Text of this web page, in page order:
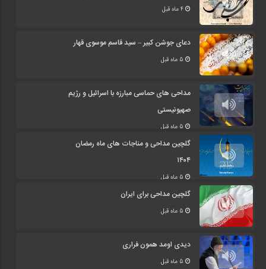
4 ماه قبل
دعای جوشن کبیر – سید قاسم موسوی قهار
مداحی های حماسی مبارزه با اسرائیل و رژیم
صهیونیستی
گلچین مداحی و مناجات های ماه رمضان
۱۴۰۴
گلچین مداحی برای ایران
دیدی اومد همون فراری